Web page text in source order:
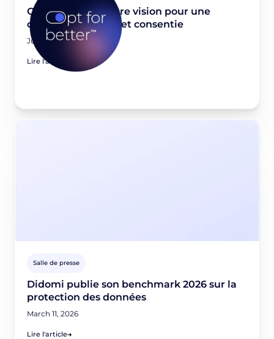
Opt for better: Notre vision pour une
donnée first-party et consentie
June 23, 2026
Lire l'article
Salle de presse
Didomi publie son benchmark 2026 sur la
protection des données
March 11, 2026
Lire l'article